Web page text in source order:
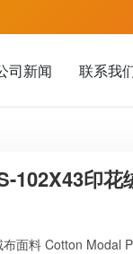
司新闻 联系我
102X43印花
面料 Cotton Modal